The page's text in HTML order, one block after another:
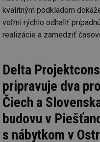
kvalitným podkladom
veľmi rýchlo odhaliť
realizácie a zamedziť
Delta
pripravuje dva
Čiech a
budovu v
s nábytkom v